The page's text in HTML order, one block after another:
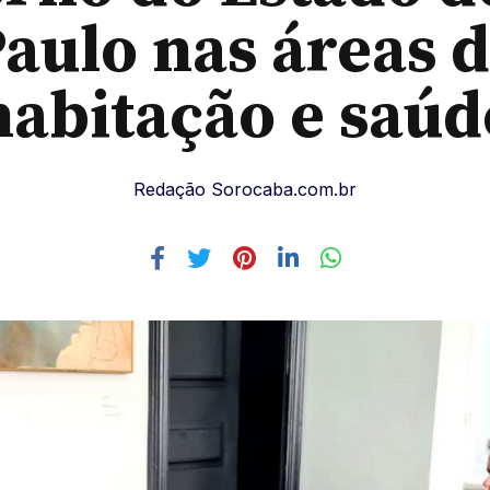
nas áreas
e
Redação Sorocaba.com.br